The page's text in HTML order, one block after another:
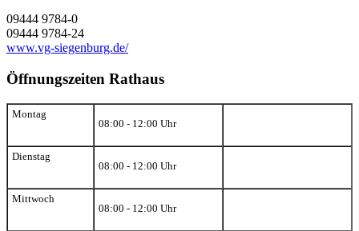
09444 9784-0
09444 9784-24
www.vg-siegenburg.de/
Öffnungszeiten Rathaus
Montag
08:00 - 12:00 Uhr
Dienstag
08:00 - 12:00 Uhr
Mittwoch
08:00 - 12:00 Uhr